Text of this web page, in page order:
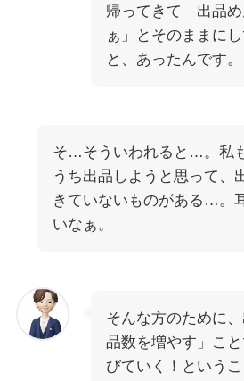
帰ってきて「出品
ぁ」とそのままに
と、あったんです。
そ…そういわれると…。私
うち出品しようと思って、
きていないものがある…。
いなぁ。
そんな方のために
品数を増やす」こ
びていく！という